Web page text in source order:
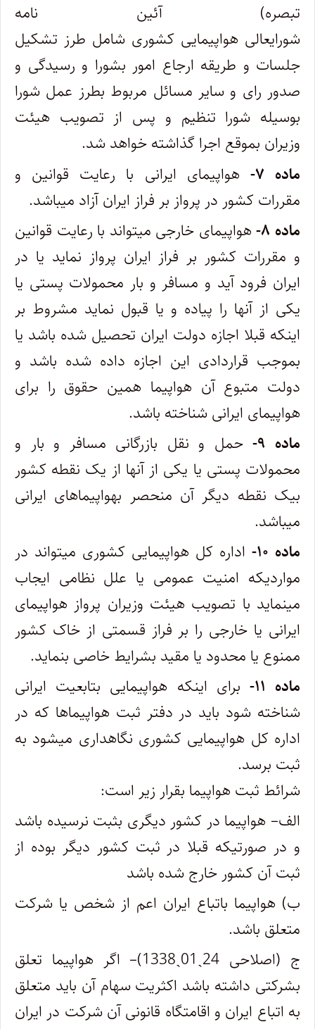
تبصره) آئین ‌نامه
شورایعالی هواپیمایی کشوری شامل طرز تشکیل
جلسات و طریقه ارجاع امور بشورا و رسیدگی و
صدور رای و سایر مسائل ‌مربوط بطرز عمل شورا
بوسیله شورا تنظیم و پس از تصویب هیئت
وزیران بموقع اجرا گذاشته خواهد شد.
ماده ۷-
هواپیمای ایرانی با رعایت قوانین و
مقررات کشور در پرواز بر فراز ایران آزاد میباشد.
ماده ۸-
هواپیمای خارجی میتواند با رعایت قوانین
و مقررات کشور بر فراز ایران پرواز نماید یا در
ایران فرود آید و مسافر و بار محمولات پستی یا
‌یکی از آنها را پیاده و یا قبول نماید مشروط بر
اینکه قبلا اجازه دولت ایران تحصیل شده باشد یا
بموجب قراردادی این اجازه داده شده باشد و
دولت متبوع آن هواپیما همین حقوق را برای
هواپیمای ایرانی شناخته باشد.
ماده ۹-
حمل و نقل بازرگانی مسافر و بار و
محمولات پستی یا یکی از آنها از یک نقطه کشور
بیک نقطه دیگر آن منحصر بهواپیماهای ایرانی‌
میباشد.
ماده ۱۰-
اداره کل هواپیمایی کشوری میتواند در
مواردیکه امنیت عمومی یا علل نظامی ایجاب
مینماید با تصویب هیئت وزیران پرواز‌ هواپیمای
ایرانی یا خارجی را بر فراز قسمتی از خاک کشور
ممنوع یا محدود یا مقید بشرایط خاصی بنماید.
ماده ۱۱-
برای اینکه هواپیمایی بتابعیت ایرانی
شناخته شود باید در دفتر ثبت هواپیماها که در
اداره کل هواپیمایی کشوری نگاهداری میشود به‌
ثبت برسد.
شرائط ثبت هواپیما بقرار زیر است:
الف– هواپیما در کشور دیگری بثبت نرسیده باشد
و در صورتیکه قبلا در ثبت کشور دیگر بوده از
ثبت آن کشور خارج شده باشد
ب) هواپیما باتباع ایران اعم از شخص یا شرکت
متعلق باشد.
ج (اصلاحی 24ˏ01ˏ1338)– اگر هواپیما تعلق
بشرکتی داشته باشد اکثریت سهام آن باید متعلق
به اتباع ایران و اقامتگاه قانونی آن شرکت در ایران